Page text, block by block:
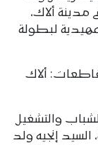
مدينة ألاك،
لبطولة
(7) فرق من مقاطعات: ألاك
والتشغيل
السيد إنجيه ولد